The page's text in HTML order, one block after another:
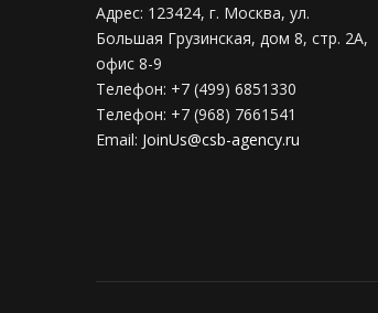
Адрес: 123424, г. Москва, ул.
Большая Грузинская, дом 8, стр. 2А,
офис 8-9
Телефон: +7 (499) 6851330
Телефон: +7 (968) 7661541
Email: JoinUs@csb-agency.ru